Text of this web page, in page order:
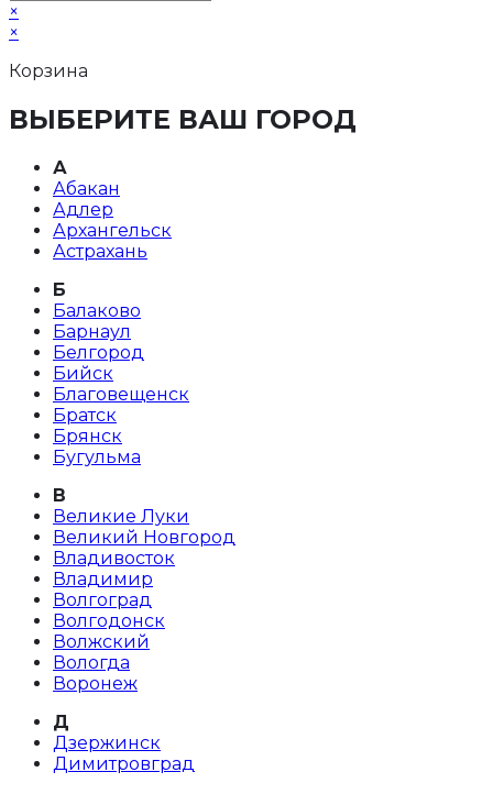
×
×
Корзина
ВЫБЕРИТЕ ВАШ ГОРОД
А
Абакан
Адлер
Архангельск
Астрахань
Б
Балаково
Барнаул
Белгород
Бийск
Благовещенск
Братск
Брянск
Бугульма
В
Великие Луки
Великий Новгород
Владивосток
Владимир
Волгоград
Волгодонск
Волжский
Вологда
Воронеж
Д
Дзержинск
Димитровград